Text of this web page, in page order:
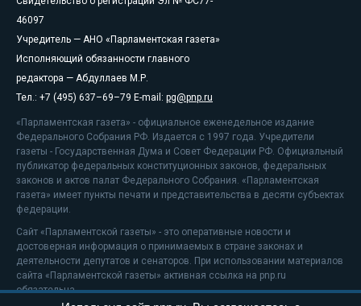
46097
Учредитель — АНО «Парламентская газета»
Исполняющий обязанности главного
редактора — Абдуллаев М.Р.
Тел.: +7 (495) 637–69–79 E-mail: pg@pnp.ru
«Парламентская газета» - официальное еженедельное издание
Федерального Собрания РФ. Издается с 1997 года. Учредители
газеты - Государственная Дума и Совет Федерации РФ. Официальный
публикатор федеральных конституционных законов, федеральных
законов и актов палат Федерального Собрания. «Парламентская
газета» имеет пункты печати и представительства в десяти субъектах
федерации.
Сайт «Парламентской газеты» - это оперативные новости и
достоверная информация о принимаемых в стране законах и
деятельности депутатов и сенаторов. При использовании материалов
сайта «Парламентской газеты» активная ссылка на pnp.ru
обязательна.